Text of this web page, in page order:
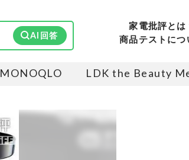
AI回答
家電批評とは
商品テストにつ
MONOQLO LDK the Beauty